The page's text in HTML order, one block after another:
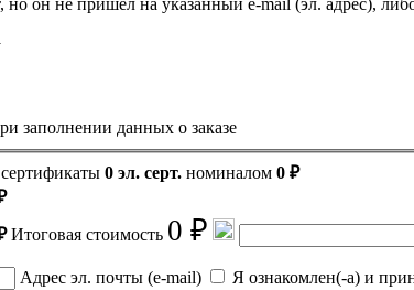
заполнении данных о заказе
0 эл. серт. номиналом 0 ₽
Итоговая стоимость 0 ₽
Адрес эл. почты (e-mail)
Я ознакомлен(-а) и принимаю